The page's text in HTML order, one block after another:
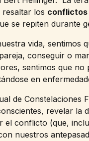
los conflictos
se repiten durante
vida, sentimos
conseguir o
sentimos que
en
de Constelaciones
revelar la
el conflicto (que,
nuestros